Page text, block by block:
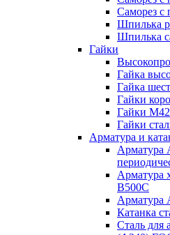
Саморез с
Шпилька
Шпилька
Гайки
Гайка
Гайка
Гайки
Гайки М42
Гайки
Арматура и
Арматура
Арматура
В500С
Арматура
Катанка
Сталь для